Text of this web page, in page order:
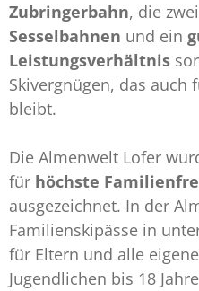
Zubringerbahn, die
Sesselbahnen und ein
Leistungsverhältnis
Skivergnügen, das auch
bleibt.
Die Almenwelt Lofer
für höchste
ausgezeichnet. In der
Familienskipässe in
für Eltern und alle
Jugendlichen bis 18